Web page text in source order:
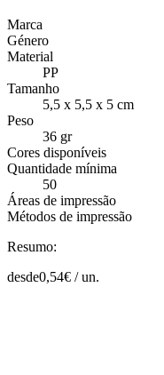
Marca
Género
Material
PP
Tamanho
5,5 x 5,5 x 5 cm
Peso
36 gr
Cores disponíveis
Quantidade mínima
50
Áreas de impressão
Métodos de impressão
Resumo:
desde0,54€ /un.